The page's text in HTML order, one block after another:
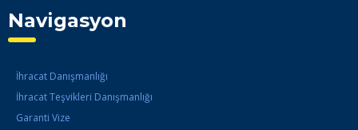
Navigasyon
İhracat Danışmanlığı
İhracat Teşvikleri Danışmanlığı
Garanti Vize